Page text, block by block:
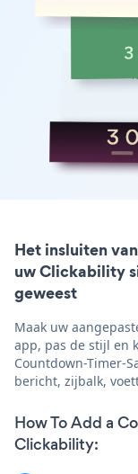
Het insluiten
uw Clickability
geweest
Maak uw
app, pas de stijl en
Countdown-Timer-
bericht, zijbalk,
How To Add a
Clickability: